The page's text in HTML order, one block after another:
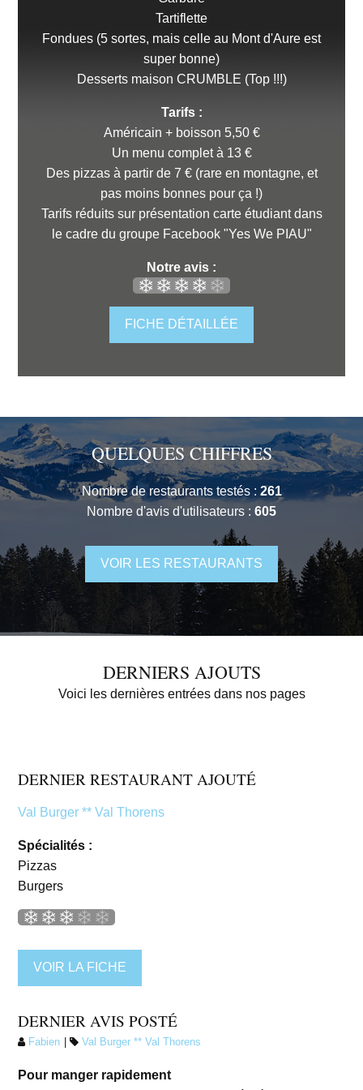
Tartiflette
Fondues (5 sortes, mais celle au Mont d'Aure est
super bonne)
Desserts maison CRUMBLE (Top !!!)
Tarifs :
Américain + boisson 5,50 €
Un menu complet à 13 €
Des pizzas à partir de 7 € (rare en montagne, et
pas moins bonnes pour ça !)
Tarifs réduits sur présentation carte étudiant dans
le cadre du groupe Facebook "Yes We PIAU"
Notre avis :
FICHE DÉTAILLÉE
QUELQUES CHIFFRES
Nombre de restaurants testés : 261
Nombre d'avis d'utilisateurs : 605
VOIR LES RESTAURANTS
DERNIERS AJOUTS
Voici les dernières entrées dans nos pages
DERNIER RESTAURANT AJOUTÉ
Val Burger ** Val Thorens
Spécialités :
Pizzas
Burgers
VOIR LA FICHE
DERNIER AVIS POSTÉ
Fabien Val Burger ** Val Thorens
Pour manger rapidement